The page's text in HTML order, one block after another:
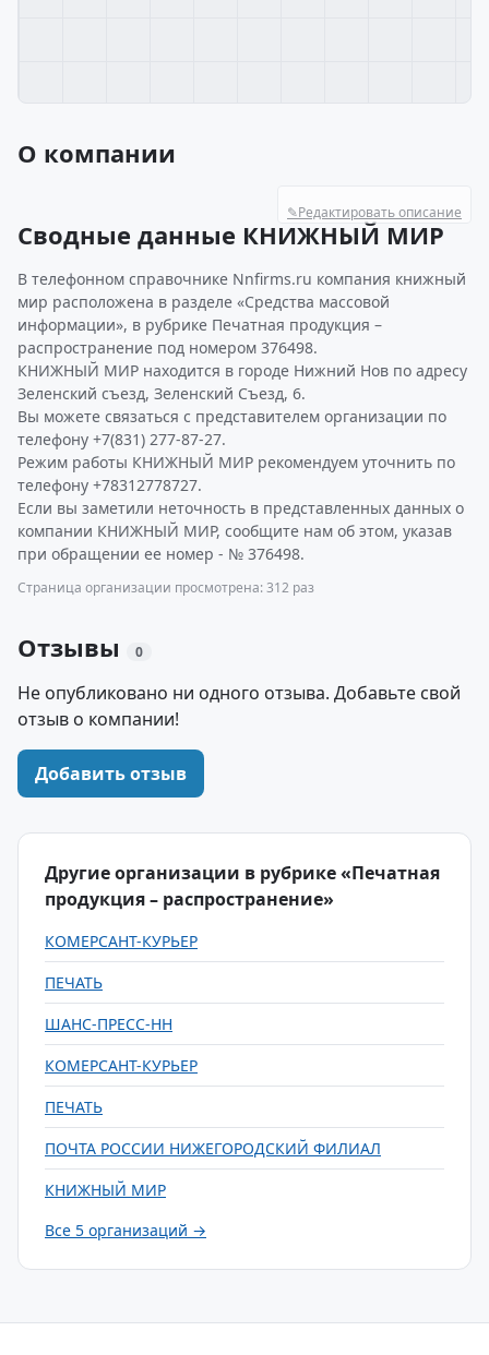
О компании
✎Редактировать описание
Сводные данные КНИЖНЫЙ МИР
В телефонном справочнике Nnfirms.ru компания книжный
мир расположена в разделе «Средства массовой
информации», в рубрике Печатная продукция –
распространение под номером 376498.
КНИЖНЫЙ МИР находится в городе Нижний Нов по адресу
Зеленский съезд, Зеленский Съезд, 6.
Вы можете связаться с представителем организации по
телефону +7(831) 277-87-27.
Режим работы КНИЖНЫЙ МИР рекомендуем уточнить по
телефону +78312778727.
Если вы заметили неточность в представленных данных о
компании КНИЖНЫЙ МИР, сообщите нам об этом, указав
при обращении ее номер - № 376498.
Страница организации просмотрена: 312 раз
Отзывы 0
Не опубликовано ни одного отзыва. Добавьте свой
отзыв о компании!
Добавить отзыв
Другие организации в рубрике «Печатная
продукция – распространение»
КОМЕРСАНТ-КУРЬЕР
ПЕЧАТЬ
ШАНС-ПРЕСС-НН
КОМЕРСАНТ-КУРЬЕР
ПЕЧАТЬ
ПОЧТА РОССИИ НИЖЕГОРОДСКИЙ ФИЛИАЛ
КНИЖНЫЙ МИР
Все 5 организаций →